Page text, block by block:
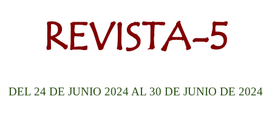
REVISTA-5
DEL 24 DE JUNIO 2024 AL 30 DE JUNIO DE 2024